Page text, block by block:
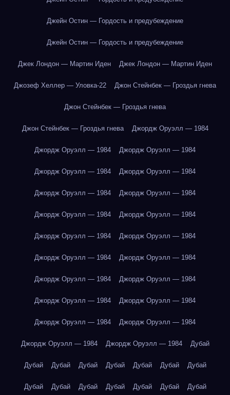
Джейн Остин — Гордость и предубеждение
Джейн Остин — Гордость и предубеждение
Джек Лондон — Мартин Иден Джек Лондон — Мартин Иден
Джозеф Хеллер — Уловка-22 Джон Стейнбек — Гроздья гнева
Джон Стейнбек — Гроздья гнева
Джон Стейнбек — Гроздья гнева Джордж Оруэлл — 1984
Джордж Оруэлл — 1984 Джордж Оруэлл — 1984
Джордж Оруэлл — 1984 Джордж Оруэлл — 1984
Джордж Оруэлл — 1984 Джордж Оруэлл — 1984
Джордж Оруэлл — 1984 Джордж Оруэлл — 1984
Джордж Оруэлл — 1984 Джордж Оруэлл — 1984
Джордж Оруэлл — 1984 Джордж Оруэлл — 1984
Джордж Оруэлл — 1984 Джордж Оруэлл — 1984
Джордж Оруэлл — 1984 Джордж Оруэлл — 1984
Джордж Оруэлл — 1984 Джордж Оруэлл — 1984
Джордж Оруэлл — 1984 Джордж Оруэлл — 1984 Дубай
Дубай Дубай Дубай Дубай Дубай Дубай Дубай
Дубай Дубай Дубай Дубай Дубай Дубай Дубай